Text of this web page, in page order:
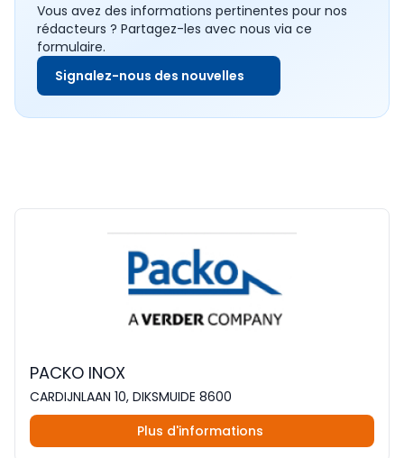
Vous avez des informations pertinentes pour nos
rédacteurs ? Partagez-les avec nous via ce
formulaire.
Signalez-nous des nouvelles
PACKO INOX
CARDIJNLAAN 10, DIKSMUIDE 8600
Plus d'informations